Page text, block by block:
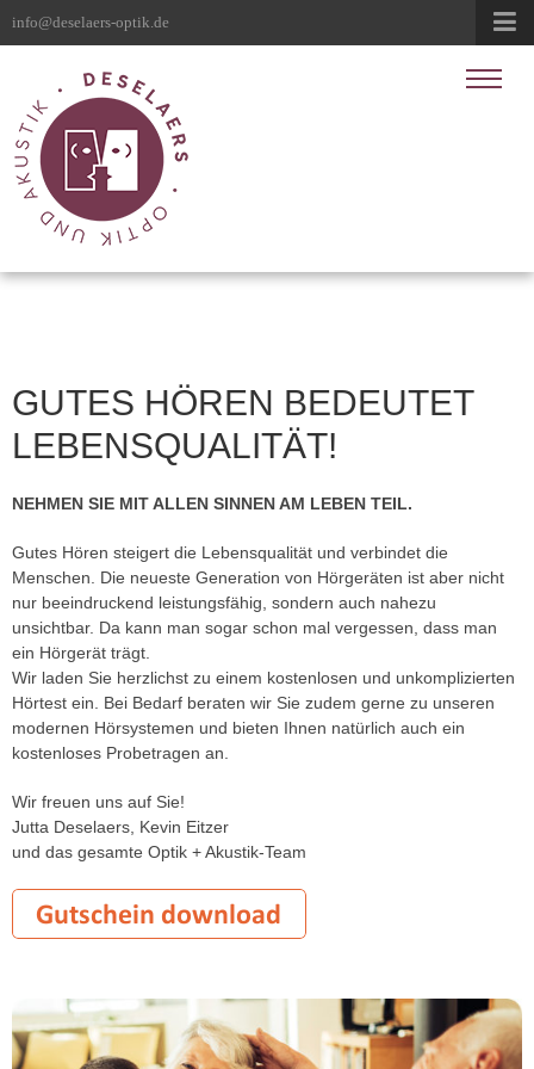
info@deselaers-optik.de
GUTES HÖREN BEDEUTET
LEBENSQUALITÄT!
NEHMEN SIE MIT ALLEN SINNEN AM LEBEN TEIL.
Gutes Hören steigert die Lebensqualität und verbindet die
Menschen. Die neueste Generation von Hörgeräten ist aber nicht
nur beeindruckend leistungsfähig, sondern auch nahezu
unsichtbar. Da kann man sogar schon mal vergessen, dass man
ein Hörgerät trägt.
Wir laden Sie herzlichst zu einem kostenlosen und unkomplizierten
Hörtest ein. Bei Bedarf beraten wir Sie zudem gerne zu unseren
modernen Hörsystemen und bieten Ihnen natürlich auch ein
kostenloses Probetragen an.
Wir freuen uns auf Sie!
Jutta Deselaers, Kevin Eitzer
und das gesamte Optik + Akustik-Team